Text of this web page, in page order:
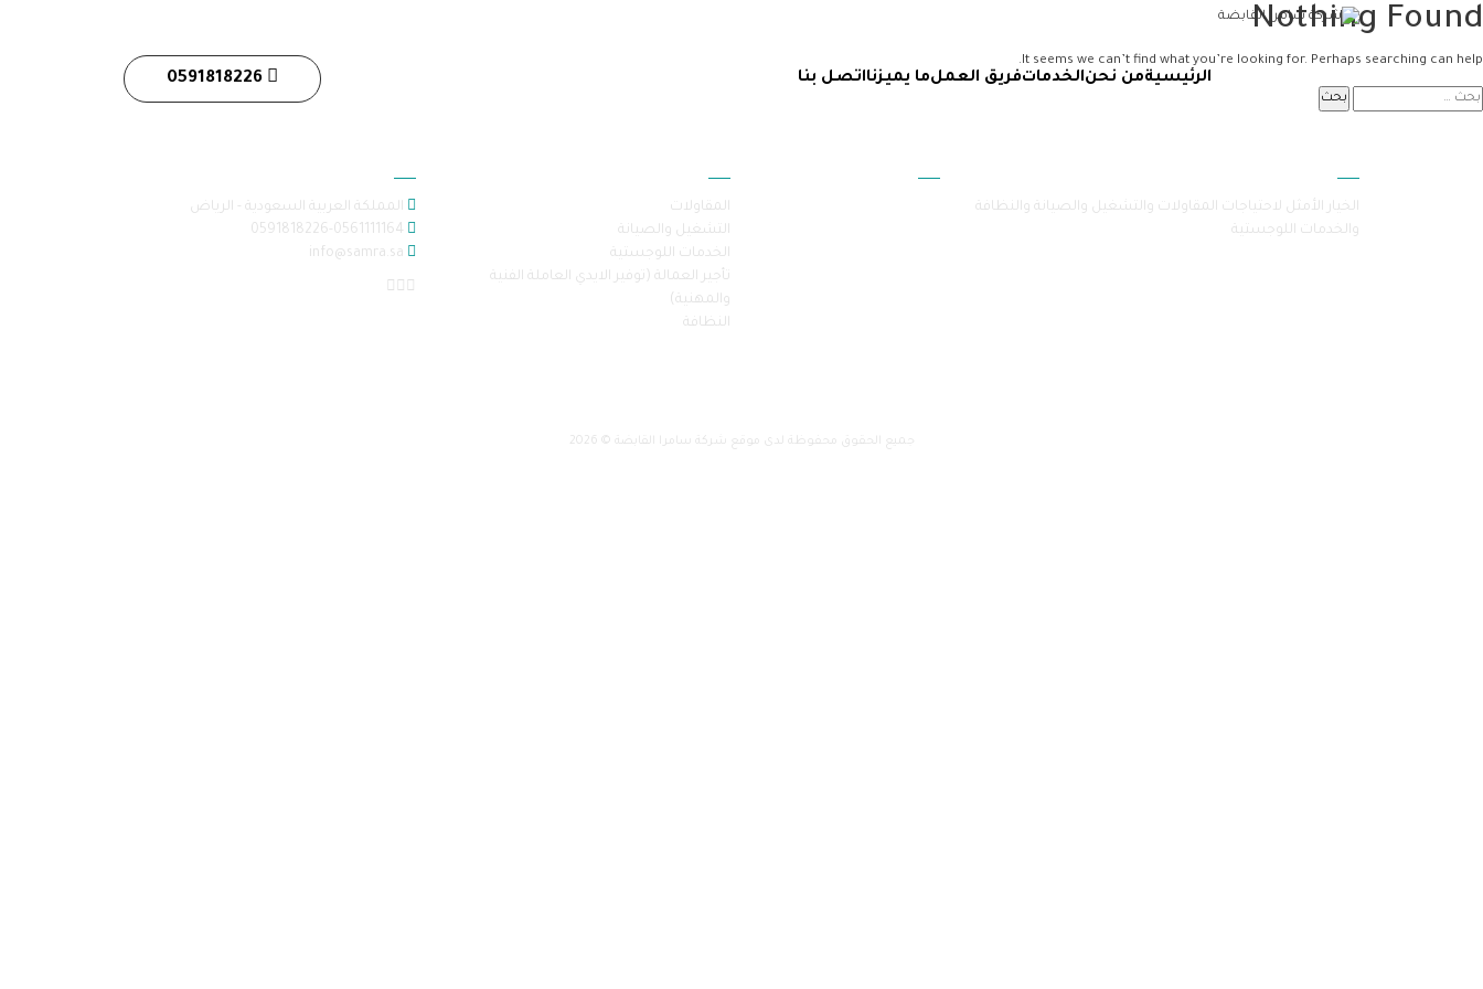
الرئيسيةمن نحنالخدماتفريق العملما يميزنااتصل بنا 0591818226
Nothing Found
It seems we can’t find what you’re looking for. Perhaps searching can help.
الخيار الأمثل لاحتياجات المقاولات والتشغيل والصيانة والنظافة
والخدمات اللوجستية
المقاولات
التشغيل والصيانة
الخدمات اللوجستية
تأجير العمالة (توفير الايدي العاملة الفنية
والمهنية)
النظافة
المملكة العربية السعودية - الرياض
info@samra.sa
جميع الحقوق محفوظة لدى موقع شركة سامرا القابضة © 2026